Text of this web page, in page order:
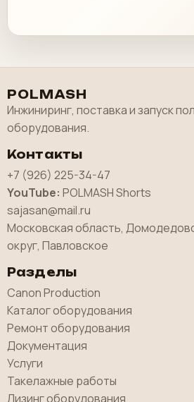
POLMASH
Инжиниринг, поставка и запуск
оборудования.
Контакты
+7 (926) 225-34-47
YouTube: POLMASH Shorts
sajasan@mail.ru
Московская область,
округ, Павловское
Разделы
Canon Production
Каталог оборудования
Ремонт оборудования
Документация
Услуги
Такелажные работы
Лизинг оборудования